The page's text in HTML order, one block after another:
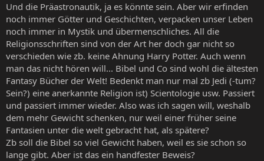
Und die Präastronautik, ja es könnte sein. Aber wir erfinden
noch immer Götter und Geschichten, verpacken unser Leben
noch immer in Mystik und übermenschliches. All die
Religionsschriften sind von der Art her doch gar nicht so
verschieden wie zb. keine Ahnung Harry Potter. Auch wenn
man das nicht hören will... Bibel und Co sind wohl die ältesten
Fantasy Bücher der Welt! Bedenkt man nur mal zb Jedi (-tum?
Sein?) eine anerkannte Religion ist) Scientologie usw. Passiert
und passiert immer wieder. Also was ich sagen will, weshalb
dem mehr Gewicht schenken, nur weil einer früher seine
Fantasien unter die welt gebracht hat, als spätere?
Zb soll die Bibel so viel Gewicht haben, weil es sie schon so
lange gibt. Aber ist das ein handfester Beweis?